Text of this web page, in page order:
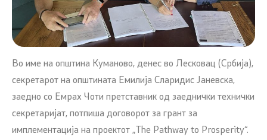
Во име на општина Куманово, денес во Лесковац (Србија),
секретарот на општината Емилија Сларидис Јаневска,
заедно со Емрах Чоти претставник од заеднички технички
секретаријат, потпиша договорот за грант за
имплементација на проектот „The Pathway to Prosperity“.